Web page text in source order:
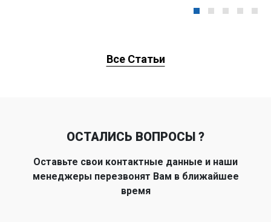
Все Статьи
ОСТАЛИСЬ ВОПРОСЫ ?
Оставьте свои контактные данные и наши
менеджеры перезвонят Вам в ближайшее
время